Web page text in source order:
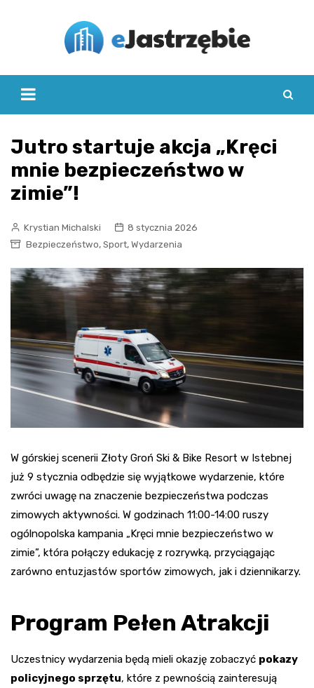
Jutro startuje akcja „Kręci
mnie bezpieczeństwo w
zimie”!
Krystian Michalski
8 stycznia 2026
Bezpieczeństwo, Sport, Wydarzenia
W górskiej scenerii Złoty Groń Ski & Bike Resort w Istebnej
już 9 stycznia odbędzie się wyjątkowe wydarzenie, które
zwróci uwagę na znaczenie bezpieczeństwa podczas
zimowych aktywności. W godzinach 11:00-14:00 ruszy
ogólnopolska kampania „Kręci mnie bezpieczeństwo w
zimie”, która połączy edukację z rozrywką, przyciągając
zarówno entuzjastów sportów zimowych, jak i dziennikarzy.
Program Pełen Atrakcji
Uczestnicy wydarzenia będą mieli okazję zobaczyć pokazy
policyjnego sprzętu, które z pewnością zainteresują